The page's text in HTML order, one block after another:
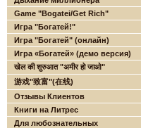
Game "Bogatei/Get Rich"
Игра "Богатей!"
Игра "Богатей" (онлайн)
Игра «Богатей» (демо версия)
खेल की शुरुआत "अमीर हो जाओ"
游戏"致富"(在线)
Отзывы Клиентов
Книги на Литрес
Для любознательных